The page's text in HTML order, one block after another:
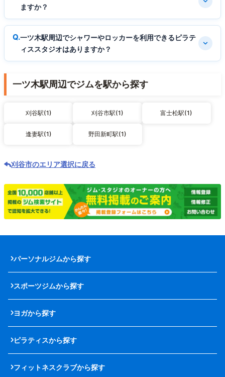
ますか？
一ツ木駅周辺でシャワーやロッカーを利用できるピラテ
ィススタジオはありますか？
一ツ木駅周辺でジムを駅から探す
刈谷駅(1) 刈谷市駅(1) 富士松駅(1)
逢妻駅(1) 野田新町駅(1)
刈谷市のエリア選択に戻る
パーソナルジムから探す
スポーツジムから探す
ヨガから探す
ピラティスから探す
フィットネスクラブから探す